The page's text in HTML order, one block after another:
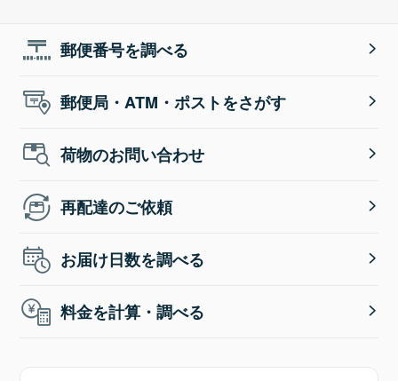
郵便番号を調べる
郵便局・ATM・ポストをさがす
荷物のお問い合わせ
再配達のご依頼
お届け日数を調べる
料金を計算・調べる